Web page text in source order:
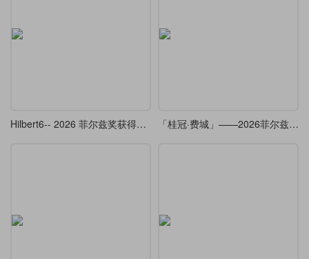
Hilbert6-- 2026 菲尔兹奖获得者邓煜学术报告的 beamer （复刻 ） 「桂冠·费城」——2026菲尔兹奖Beamer主题